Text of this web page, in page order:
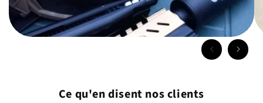
Ce qu'en disent nos clients